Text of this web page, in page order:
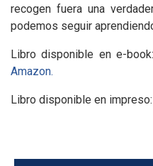
recogen fuera una
podemos seguir
Libro disponible en e-
Amazon.
Libro disponible en impreso: